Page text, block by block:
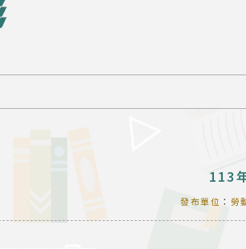
113
發布單位 ： 勞